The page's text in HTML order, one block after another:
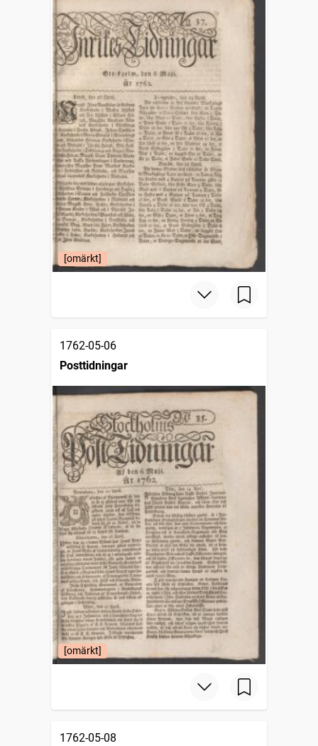
[omärkt]
1762-05-06
Posttidningar
[omärkt]
1762-05-08